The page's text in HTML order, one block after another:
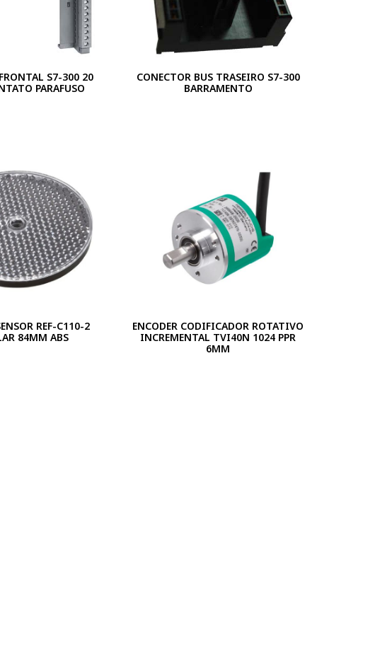
S7-300 20
PARAFUSO
CONECTOR BUS TRASEIRO S7-300
BARRAMENTO
REF-C110-2
84MM ABS
ENCODER CODIFICADOR ROTATIVO
INCREMENTAL TVI40N 1024 PPR
6MM